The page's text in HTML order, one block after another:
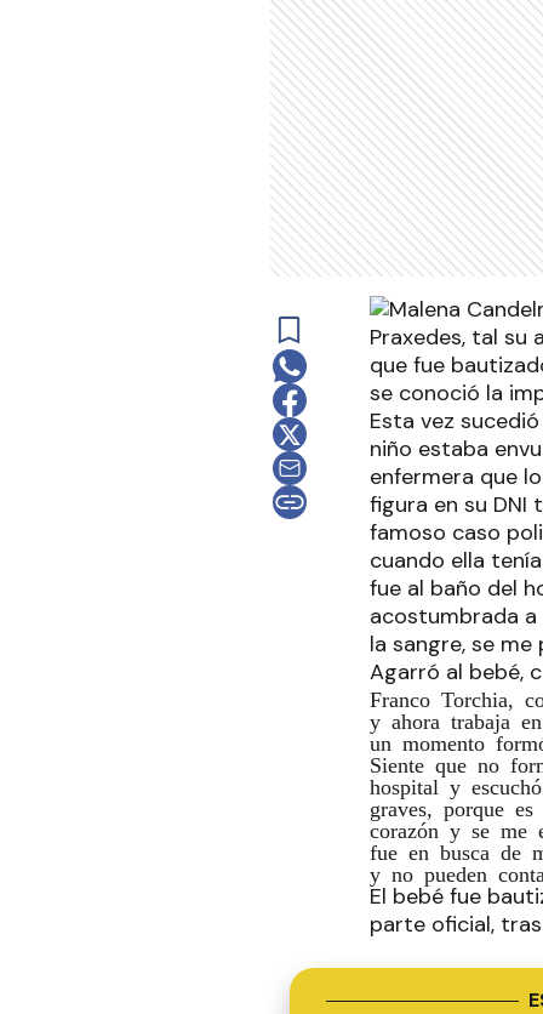
Praxedes, tal su
que fue
se conoció la
Esta vez
niño estaba
enfermera que
figura en su DNI
famoso caso
cuando ella
fue al baño del
acostumbrada a
la sangre, se
Agarró al bebé,
Franco Torchia,
y ahora trabaja
un momento
Siente que no
hospital y
graves, porque
corazón y se me
fue en busca de
y no pueden
El bebé fue
parte oficial,